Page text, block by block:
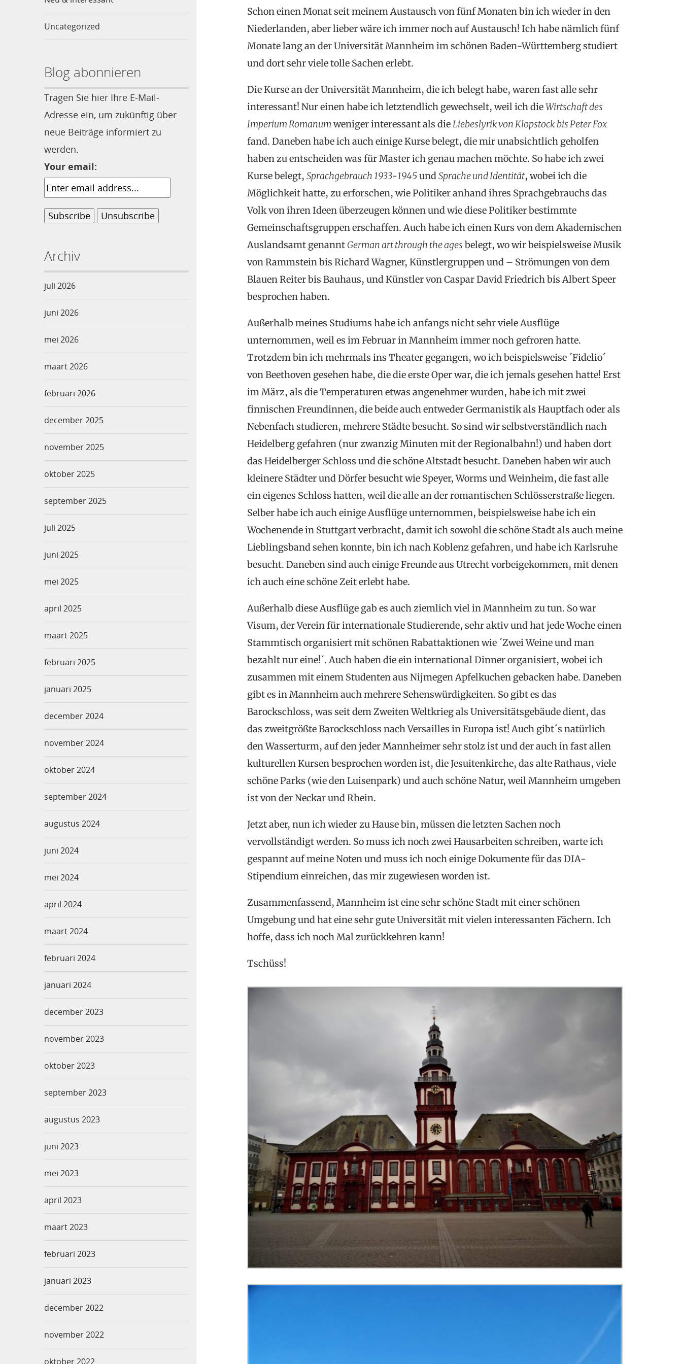
Uncategorized
Blog abonnieren
Tragen Sie hier Ihre E-Mail-
Adresse ein, um zukünftig über
neue Beiträge informiert zu
werden.
Your email:
Archiv
juli 2026
juni 2026
mei 2026
maart 2026
februari 2026
december 2025
november 2025
oktober 2025
september 2025
juli 2025
juni 2025
mei 2025
april 2025
maart 2025
februari 2025
januari 2025
december 2024
november 2024
oktober 2024
september 2024
augustus 2024
juni 2024
mei 2024
april 2024
maart 2024
februari 2024
januari 2024
december 2023
november 2023
oktober 2023
september 2023
augustus 2023
juni 2023
mei 2023
april 2023
maart 2023
februari 2023
januari 2023
december 2022
november 2022
oktober 2022
Schon einen Monat seit meinem Austausch von fünf Monaten bin ich wieder in den
Niederlanden, aber lieber wäre ich immer noch auf Austausch! Ich habe nämlich fünf
Monate lang an der Universität Mannheim im schönen Baden-Württemberg studiert
und dort sehr viele tolle Sachen erlebt.
Die Kurse an der Universität Mannheim, die ich belegt habe, waren fast alle sehr
interessant! Nur einen habe ich letztendlich gewechselt, weil ich dieWirtschaft des
Imperium Romanum weniger interessant als dieLiebeslyrik von Klopstock bis Peter Fox
fand. Daneben habe ich auch einige Kurse belegt, die mir unabsichtlich geholfen
haben zu entscheiden was für Master ich genau machen möchte. So habe ich zwei
Kurse belegt, Sprachgebrauch 1933-1945undSprache und Identität, wobei ich die
Möglichkeit hatte, zu erforschen, wie Politiker anhand ihres Sprachgebrauchs das
Volk von ihren Ideen überzeugen können und wie diese Politiker bestimmte
Gemeinschaftsgruppen erschaffen. Auch habe ich einen Kurs von dem Akademischen
Auslandsamt genannt German art through the ages belegt, wo wir beispielsweise Musik
von Rammstein bis Richard Wagner, Künstlergruppen und – Strömungen von dem
Blauen Reiter bis Bauhaus, und Künstler von Caspar David Friedrich bis Albert Speer
besprochen haben.
Außerhalb meines Studiums habe ich anfangs nicht sehr viele Ausflüge
unternommen, weil es im Februar in Mannheim immer noch gefroren hatte.
Trotzdem bin ich mehrmals ins Theater gegangen, wo ich beispielsweise ´Fidelio´
von Beethoven gesehen habe, die die erste Oper war, die ich jemals gesehen hatte! Erst
im März, als die Temperaturen etwas angenehmer wurden, habe ich mit zwei
finnischen Freundinnen, die beide auch entweder Germanistik als Hauptfach oder als
Nebenfach studieren, mehrere Städte besucht. So sind wir selbstverständlich nach
Heidelberg gefahren (nur zwanzig Minuten mit der Regionalbahn!) und haben dort
das Heidelberger Schloss und die schöne Altstadt besucht. Daneben haben wir auch
kleinere Städter und Dörfer besucht wie Speyer, Worms und Weinheim, die fast alle
ein eigenes Schloss hatten, weil die alle an der romantischen Schlösserstraße liegen.
Selber habe ich auch einige Ausflüge unternommen, beispielsweise habe ich ein
Wochenende in Stuttgart verbracht, damit ich sowohl die schöne Stadt als auch meine
Lieblingsband sehen konnte, bin ich nach Koblenz gefahren, und habe ich Karlsruhe
besucht. Daneben sind auch einige Freunde aus Utrecht vorbeigekommen, mit denen
ich auch eine schöne Zeit erlebt habe.
Außerhalb diese Ausflüge gab es auch ziemlich viel in Mannheim zu tun. So war
Visum, der Verein für internationale Studierende, sehr aktiv und hat jede Woche einen
Stammtisch organisiert mit schönen Rabattaktionen wie ´Zwei Weine und man
bezahlt nur eine!´. Auch haben die ein international Dinner organisiert, wobei ich
zusammen mit einem Studenten aus Nijmegen Apfelkuchen gebacken habe. Daneben
gibt es in Mannheim auch mehrere Sehenswürdigkeiten. So gibt es das
Barockschloss, was seit dem Zweiten Weltkrieg als Universitätsgebäude dient, das
das zweitgrößte Barockschloss nach Versailles in Europa ist! Auch gibt´s natürlich
den Wasserturm, auf den jeder Mannheimer sehr stolz ist und der auch in fast allen
kulturellen Kursen besprochen worden ist, die Jesuitenkirche, das alte Rathaus, viele
schöne Parks (wie den Luisenpark) und auch schöne Natur, weil Mannheim umgeben
ist von der Neckar und Rhein.
Jetzt aber, nun ich wieder zu Hause bin, müssen die letzten Sachen noch
vervollständigt werden. So muss ich noch zwei Hausarbeiten schreiben, warte ich
gespannt auf meine Noten und muss ich noch einige Dokumente für das DIA-
Stipendium einreichen, das mir zugewiesen worden ist.
Zusammenfassend, Mannheim ist eine sehr schöne Stadt mit einer schönen
Umgebung und hat eine sehr gute Universität mit vielen interessanten Fächern. Ich
hoffe, dass ich noch Mal zurückkehren kann!
Tschüss!